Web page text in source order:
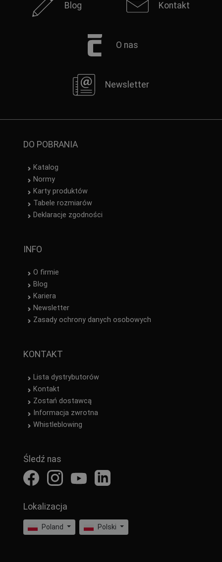
Blog Kontakt
O nas
Newsletter
DO POBRANIA
Katalog
Normy
Karty produktów
Tabele rozmiarów
Deklaracje zgodności
INFO
O firmie
Blog
Kariera
Newsletter
Zasady ochrony danych osobowych
KONTAKT
Lista dystrybutorów
Kontakt
Zostań dostawcą
Informacja zwrotna
Whistleblowing
Śledź nas
Lokalizacja
Poland Polski